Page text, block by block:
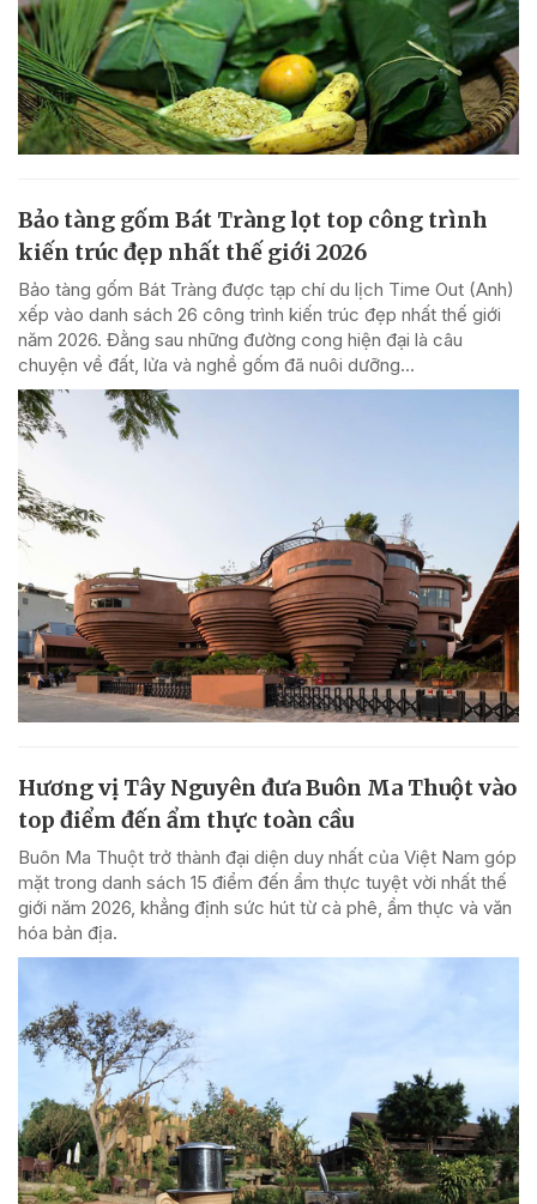
Bảo tàng gốm Bát Tràng lọt top công trình
kiến trúc đẹp nhất thế giới 2026
Bảo tàng gốm Bát Tràng được tạp chí du lịch Time Out (Anh)
xếp vào danh sách 26 công trình kiến trúc đẹp nhất thế giới
năm 2026. Đằng sau những đường cong hiện đại là câu
chuyện về đất, lửa và nghề gốm đã nuôi dưỡng...
Hương vị Tây Nguyên đưa Buôn Ma Thuột vào
top điểm đến ẩm thực toàn cầu
Buôn Ma Thuột trở thành đại diện duy nhất của Việt Nam góp
mặt trong danh sách 15 điểm đến ẩm thực tuyệt vời nhất thế
giới năm 2026, khẳng định sức hút từ cà phê, ẩm thực và văn
hóa bản địa.